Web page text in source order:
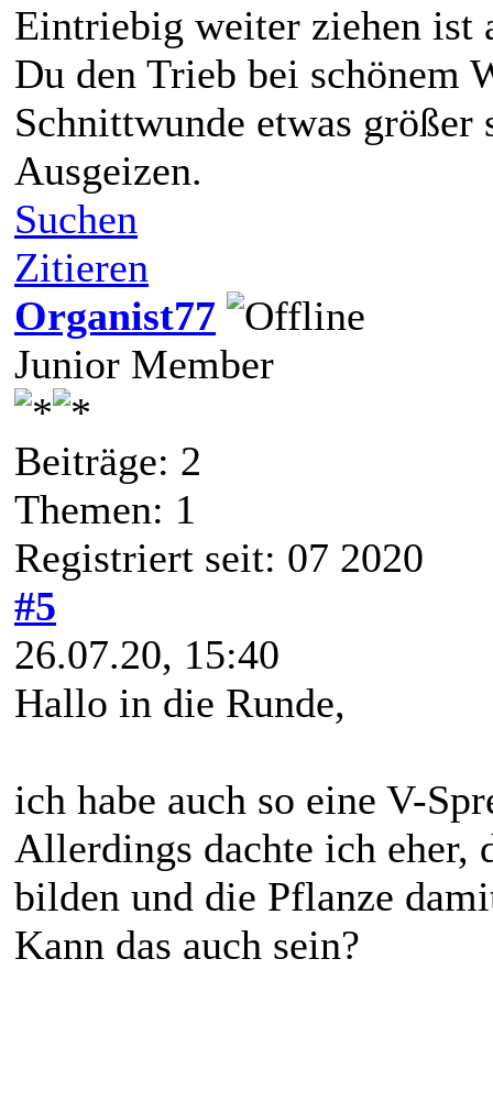
Eintriebig weiter ziehen ist
Du den Trieb bei schönem
Schnittwunde etwas
Ausgeizen.
Suchen
Zitieren
Organist77
Junior Member
Beiträge: 2
Themen: 1
Registriert seit: 07 2020
#5
26.07.20, 15:40
Hallo in die Runde,
ich habe auch so eine V-
Allerdings dachte ich eher,
bilden und die Pflanze
Kann das auch sein?